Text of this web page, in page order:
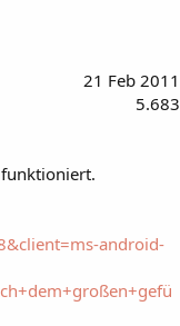
21 Feb 2011
5.683
android-